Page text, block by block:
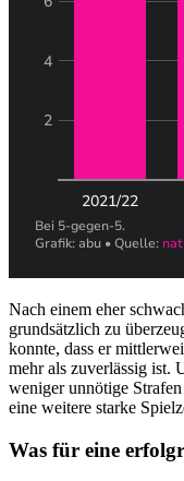
Nach einem eher
grundsätzlich zu
konnte, dass er
mehr als zuverlässig ist.
weniger unnötige
eine weitere starke
Was für eine